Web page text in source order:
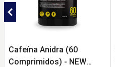
Cafeína Anidra (60
Comprimidos) - NEW